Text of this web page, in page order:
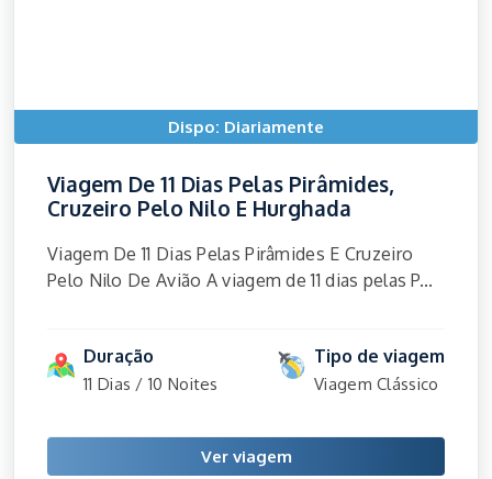
Dispo: Diariamente
Viagem De 11 Dias Pelas Pirâmides,
Cruzeiro Pelo Nilo E Hurghada
Viagem De 11 Dias Pelas Pirâmides E Cruzeiro
Pelo Nilo De Avião A viagem de 11 dias pelas P...
Duração
11 Dias / 10 Noites
Tipo de viagem
Viagem Clássico
Ver viagem